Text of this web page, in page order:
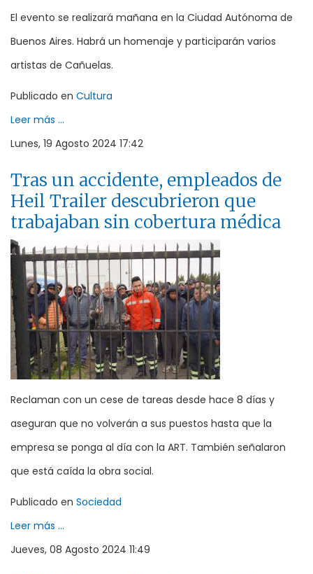
El evento se realizará mañana en la Ciudad Autónoma de
Buenos Aires. Habrá un homenaje y participarán varios
artistas de Cañuelas.
Publicado en Cultura
Leer más ...
Lunes, 19 Agosto 2024 17:42
Tras un accidente, empleados de
Heil Trailer descubrieron que
trabajaban sin cobertura médica
Reclaman con un cese de tareas desde hace 8 días y
aseguran que no volverán a sus puestos hasta que la
empresa se ponga al día con la ART. También señalaron
que está caída la obra social.
Publicado en Sociedad
Leer más ...
Jueves, 08 Agosto 2024 11:49